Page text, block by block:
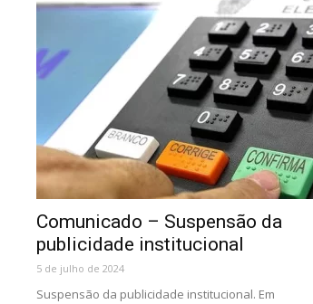
Comunicado – Suspensão da
publicidade institucional
5 de julho de 2024
Suspensão da publicidade institucional. Em